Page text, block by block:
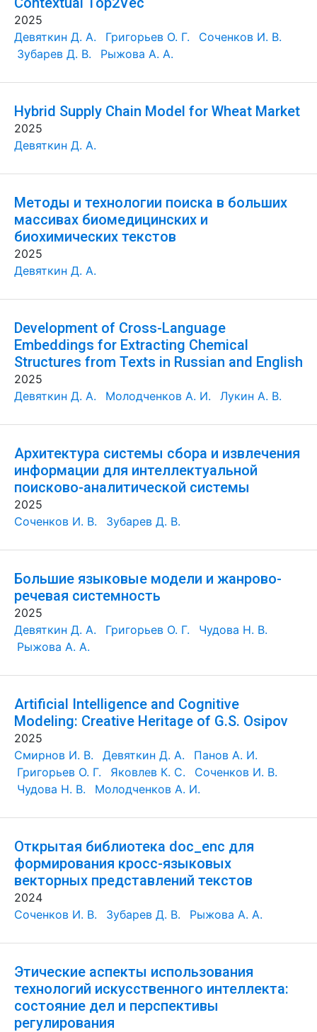
2025
Девяткин Д. А.
Григорьев О. Г.
Соченков И. В.
Зубарев Д. В.
Рыжова А. А.
Hybrid Supply Chain Model for Wheat Market
2025
Девяткин Д. А.
Методы и технологии поиска в больших
массивах биомедицинских и
биохимических текстов
2025
Девяткин Д. А.
Development of Cross-Language
Embeddings for Extracting Chemical
Structures from Texts in Russian and English
2025
Девяткин Д. А.
Молодченков А. И. Лукин А. В.
Архитектура системы сбора и извлечения
информации для интеллектуальной
поисково-аналитической системы
2025
Соченков И. В.
Зубарев Д. В.
Большие языковые модели и жанрово-
речевая системность
2025
Девяткин Д. А.
Григорьев О. Г.
Чудова Н. В.
Рыжова А. А.
Artificial Intelligence and Cognitive
Modeling: Creative Heritage of G.S. Osipov
2025
Смирнов И. В.
Девяткин Д. А.
Панов А. И.
Григорьев О. Г.
Яковлев К. С.
Соченков И. В.
Чудова Н. В.
Молодченков А. И.
Открытая библиотека doc_enc для
формирования кросс-языковых
векторных представлений текстов
2024
Соченков И. В.
Зубарев Д. В. Рыжова А. А.
Этические аспекты использования
технологий искусственного интеллекта:
состояние дел и перспективы
регулирования